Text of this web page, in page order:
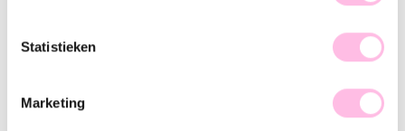
Statistieken
Marketing
€9.95€7.95
Beaded necklace XXL - light blue